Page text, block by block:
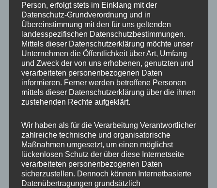
CONCAVER CVR1
19×8,5 ET45 5×108
Carbon Graphite
450,00€ *
0
von
CONCAVER CVR1
19×8,5 ET45 5×112
Carbon Graphite
450,00 € 360,00 € *
0
von
5
Person, erfolgt stets im Einklang mit der
Datenschutz-Grundverordnung und in
Übereinstimmung mit den für uns geltenden
landesspezifischen Datenschutzbestimmungen.
Mittels dieser Datenschutzerklärung möchte unser
Unternehmen die Öffentlichkeit über Art, Umfang
und Zweck der von uns erhobenen, genutzten und
verarbeiteten personenbezogenen Daten
informieren. Ferner werden betroffene Personen
mittels dieser Datenschutzerklärung über die ihnen
zustehenden Rechte aufgeklärt.
Wir haben als für die Verarbeitung Verantwortlicher
zahlreiche technische und organisatorische
Maßnahmen umgesetzt, um einen möglichst
lückenlosen Schutz der über diese Internetseite
verarbeiteten personenbezogenen Daten
sicherzustellen. Dennoch können Internetbasierte
Datenübertragungen grundsätzlich